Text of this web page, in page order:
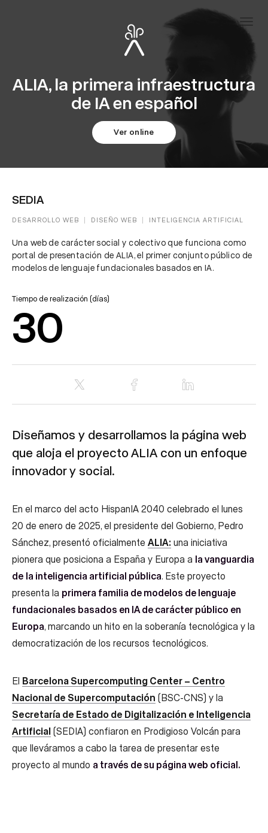
ALIA, la primera infraestructura
de IA en español
Ver online
SEDIA
DESARROLLO WEB DISEÑO WEB INTELIGENCIA ARTIFICIAL
Una web de carácter social y colectivo que funciona como
portal de presentación de ALIA, el primer conjunto público de
modelos de lenguaje fundacionales basados en IA.
Tiempo de realización (días)
30
Diseñamos y desarrollamos la página web
que aloja el proyecto ALIA con un enfoque
innovador y social.
En el marco del acto HispanIA 2040 celebrado el lunes
20 de enero de 2025, el presidente del Gobierno, Pedro
Sánchez, presentó oficialmente ALIA: una iniciativa
pionera que posiciona a España y Europa a la vanguardia
de la inteligencia artificial pública. Este proyecto
presenta la primera familia de modelos de lenguaje
fundacionales basados en IA de carácter público en
Europa, marcando un hito en la soberanía tecnológica y la
democratización de los recursos tecnológicos.
El Barcelona Supercomputing Center – Centro
Nacional de Supercomputación (BSC-CNS) y la
Secretaría de Estado de Digitalización e Inteligencia
Artificial (SEDIA) confiaron en Prodigioso Volcán para
que lleváramos a cabo la tarea de presentar este
proyecto al mundo a través de su página web oficial.